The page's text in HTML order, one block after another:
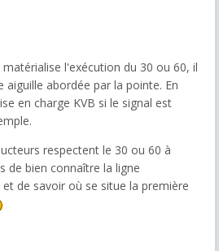
l'exécution du 30 ou 60, il
abordée par la pointe. En
en charge KVB si le signal est
respectent le 30 ou 60 à
de bien connaître la ligne
de savoir où se situe la première